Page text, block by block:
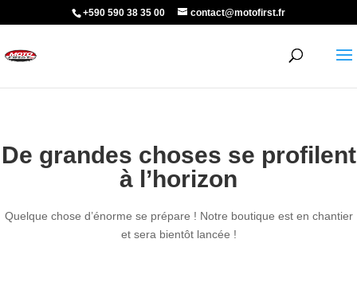
+590 590 38 35 00 contact@motofirst.fr
De grandes choses se profilent
à l’horizon
Quelque chose d’énorme se prépare ! Notre boutique est en chantier
et sera bientôt lancée !